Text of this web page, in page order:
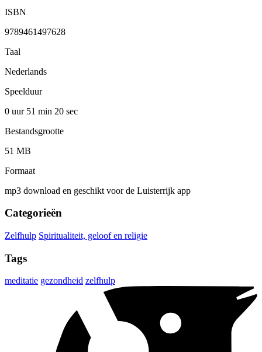
ISBN
9789461497628
Taal
Nederlands
Speelduur
0 uur 51 min 20 sec
Bestandsgrootte
51 MB
Formaat
mp3 download en geschikt voor de Luisterrijk app
Categorieën
Zelfhulp Spiritualiteit, geloof en religie
Tags
meditatie gezondheid zelfhulp